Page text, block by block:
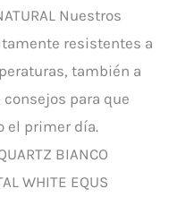
Nuestros
resistentes a
también a
para que
el primer día.
BIANCO
WHITE EQUS